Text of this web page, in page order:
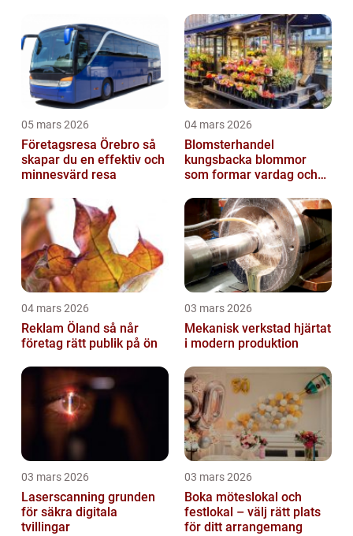
05 mars 2026
Företagsresa Örebro så
skapar du en effektiv och
minnesvärd resa
04 mars 2026
Blomsterhandel
kungsbacka blommor
som formar vardag och
04 mars 2026
Reklam Öland så når
företag rätt publik på ön
03 mars 2026
Mekanisk verkstad hjärtat
i modern produktion
03 mars 2026
Laserscanning grunden
för säkra digitala
tvillingar
03 mars 2026
Boka möteslokal och
festlokal – välj rätt plats
för ditt arrangemang